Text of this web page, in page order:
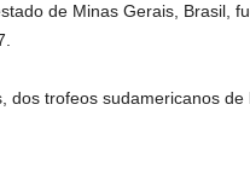
de Minas Gerais, Brasil,
dos trofeos sudamericanos de